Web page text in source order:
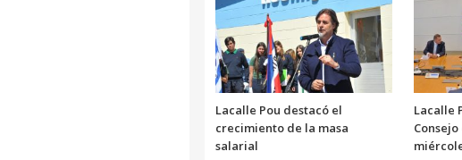
Lacalle Pou destacó el
crecimiento de la masa
salarial
Lacalle